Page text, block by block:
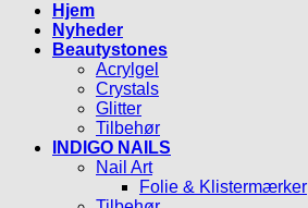
Hjem
Nyheder
Beautystones
Acrylgel
Crystals
Glitter
Tilbehør
INDIGO NAILS
Nail Art
Folie & Klistermærker